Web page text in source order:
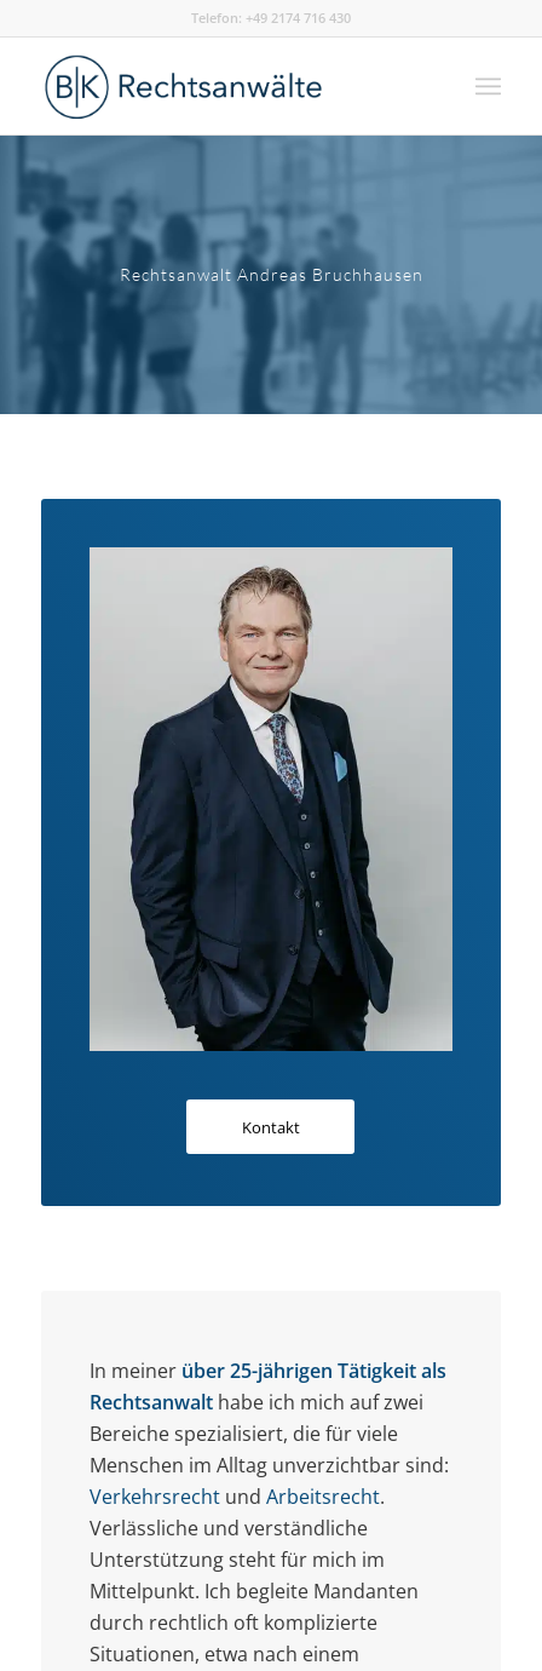
Telefon: +49 2174 716 430
Rechtsanwalt Andreas Bruchhausen
Kontakt
In meiner über 25-jährigen Tätigkeit als
Rechtsanwalthabe ich mich auf zwei
Bereiche spezialisiert, die für viele
Menschen im Alltag unverzichtbar sind:
Verkehrsrechtund Arbeitsrecht.
Verlässliche und verständliche
Unterstützung steht für mich im
Mittelpunkt. Ich begleite Mandanten
durch rechtlich oft komplizierte
Situationen, etwa nach einem